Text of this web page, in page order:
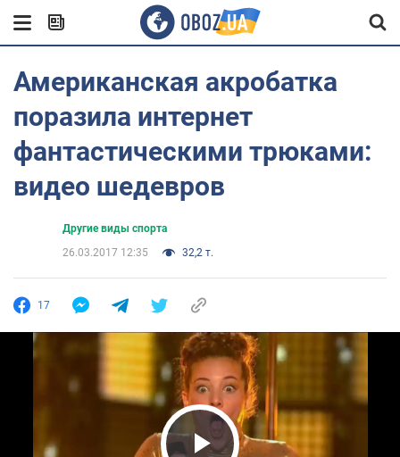
Американская акробатка
поразила интернет
фантастическими трюками:
видео шедевров
Другие виды спорта
26.03.2017 12:35
32,2 т.
17